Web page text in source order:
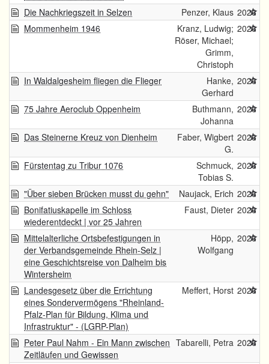
Die Nachkriegszeit in Selzen Penzer, Klaus 2026
Mommenheim 1946
Kranz, Ludwig;
Röser, Michael;
Grimm,
Christoph
2026
In Waldalgesheim fliegen die Flieger
Hanke,
Gerhard
2026
75 Jahre Aeroclub Oppenheim
Buthmann,
Johanna
2026
Das Steinerne Kreuz von Dienheim
Faber, Wigbert
G.
2026
Fürstentag zu Tribur 1076
Schmuck,
Tobias S.
2026
"Über sieben Brücken musst du gehn" Naujack, Erich 2026
Bonifatiuskapelle im Schloss
wiederentdeckt | vor 25 Jahren
Faust, Dieter 2026
Mittelalterliche Ortsbefestigungen in
der Verbandsgemeinde Rhein-Selz |
eine Geschichtsreise von Dalheim bis
Wintersheim
Höpp,
Wolfgang
2026
Landesgesetz über die Errichtung
eines Sondervermögens "Rheinland-
Pfalz-Plan für Bildung, Klima und
Infrastruktur" - (LGRP-Plan)
Meffert, Horst 2026
Peter Paul Nahm - Ein Mann zwischen
Zeitläufen und Gewissen
Tabarelli, Petra 2026